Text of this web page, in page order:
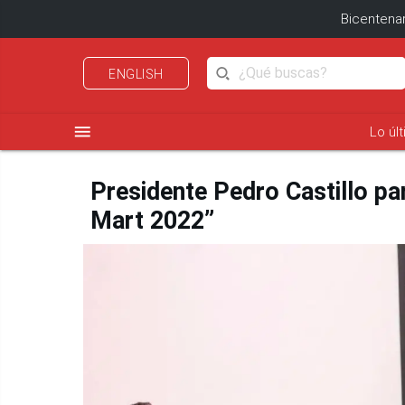
ENGLISH
menu Lo
Presidente Pedro Castillo
Mart 2022”